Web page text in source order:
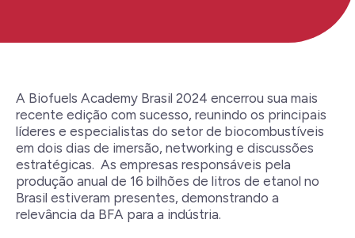
A Biofuels Academy Brasil 2024 encerrou sua mais
recente edição com sucesso, reunindo os principais
líderes e especialistas do setor de biocombustíveis
em dois dias de imersão, networking e discussões
estratégicas. As empresas responsáveis pela
produção anual de 16 bilhões de litros de etanol no
Brasil estiveram presentes, demonstrando a
relevância da BFA para a indústria.